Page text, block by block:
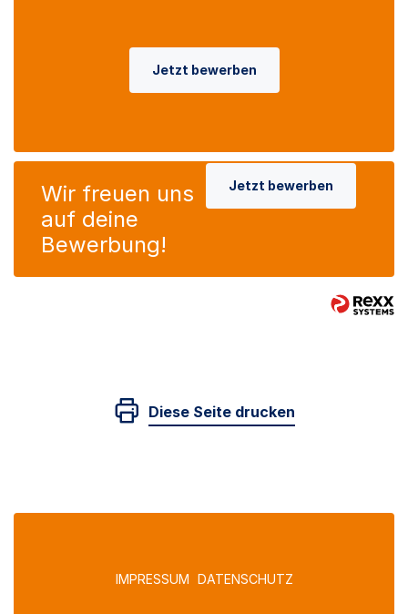
Jetzt bewerben
Wir freuen uns
auf deine
Bewerbung!
Jetzt bewerben
Diese Seite drucken
IMPRESSUM DATENSCHUTZ